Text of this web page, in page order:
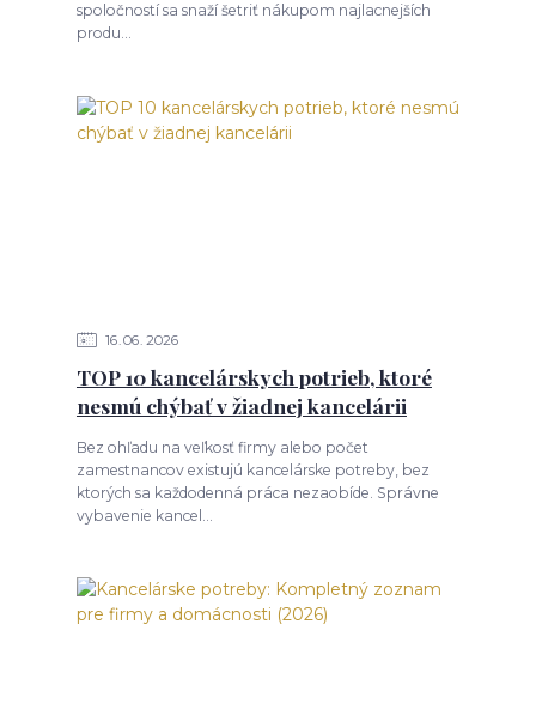
spoločností sa snaží šetriť nákupom najlacnejších
produ...
16 06 2026
TOP 10 kancelárskych potrieb, ktoré
nesmú chýbať v žiadnej kancelárii
Bez ohľadu na veľkosť firmy alebo počet
zamestnancov existujú kancelárske potreby, bez
ktorých sa každodenná práca nezaobíde. Správne
vybavenie kancel...